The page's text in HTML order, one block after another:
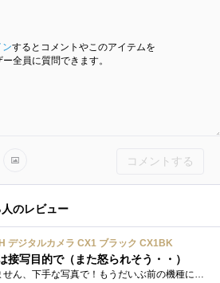
ンするとコメントやこのアイテムを
全員に質問できます。
コメントする
のレビュー
デジタルカメラ CX1 ブラック CX1BK
接写目的で（また怒られそう・・）
すいません、下手な写真で！もうだいぶ前の機種になりますね。それでも先代モデルより量産モデルなのかもしれません。購入当初は１ｃｍ接写�...